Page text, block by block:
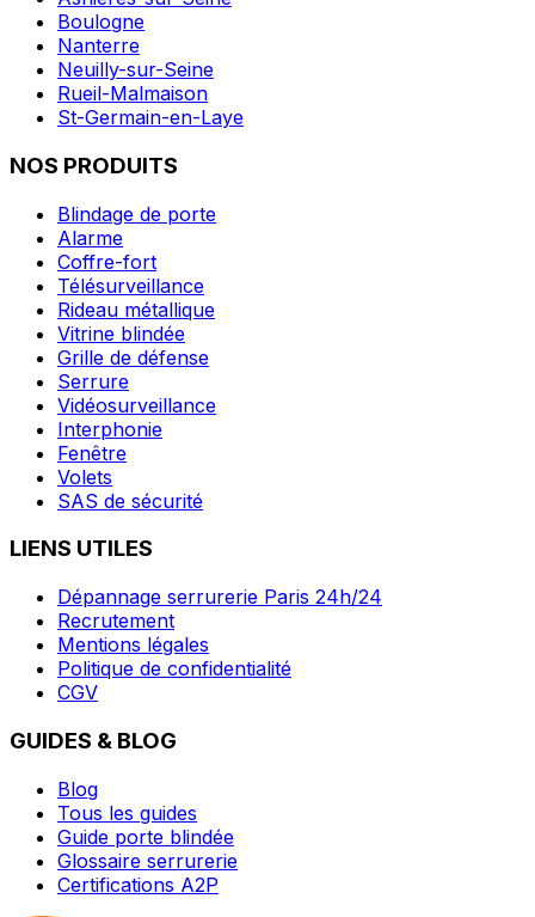
Boulogne
Nanterre
Neuilly-sur-Seine
Rueil-Malmaison
St-Germain-en-Laye
NOS PRODUITS
Blindage de porte
Alarme
Coffre-fort
Télésurveillance
Rideau métallique
Vitrine blindée
Grille de défense
Serrure
Vidéosurveillance
Interphonie
Fenêtre
Volets
SAS de sécurité
LIENS UTILES
Dépannage serrurerie Paris 24h/24
Recrutement
Mentions légales
Politique de confidentialité
CGV
GUIDES & BLOG
Blog
Tous les guides
Guide porte blindée
Glossaire serrurerie
Certifications A2P